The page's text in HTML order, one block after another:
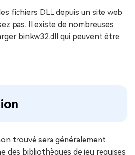
fichiers DLL depuis un site web
pas. Il existe de nombreuses
binkw32.dll qui peuvent être
trouvé sera généralement
des bibliothèques de jeu requises